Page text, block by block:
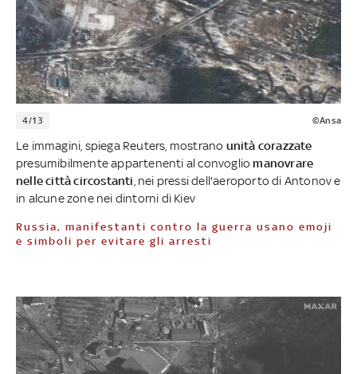
4/13 ©Ansa
Le immagini, spiega Reuters, mostrano unità corazzate
presumibilmente appartenenti al convoglio manovrare
nelle città circostanti , nei pressi dell'aeroporto di Antonov e
in alcune zone nei dintorni di Kiev
Russia, manifestanti contro la guerra usano emoji
e simboli per evitare gli arresti